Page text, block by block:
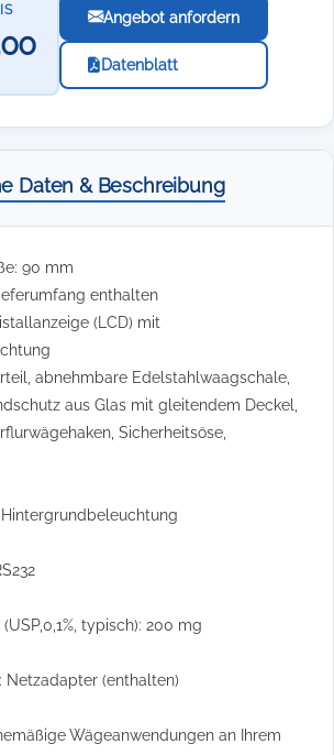
Angebot anfordern
Datenblatt
Daten & Beschreibung
90 mm
enthalten
(LCD) mit
abnehmbare Edelstahlwaagschale,
aus Glas mit gleitendem Deckel,
Sicherheitsöse,
typisch): 200 mg
Netzadapter (enthalten)
Wägeanwendungen an Ihrem